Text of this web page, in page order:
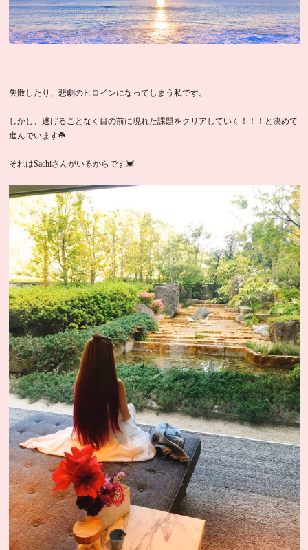
失敗したり、悲劇のヒロインになってしまう私です。
しかし、逃げることなく目の前に現れた課題をクリアしていく！！！と決めて
進んでいます☘️
それはSachiさんがいるからです💓